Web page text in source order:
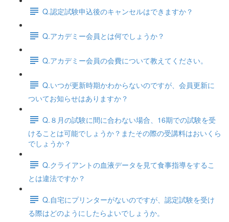
Q.認定試験申込後のキャンセルはできますか？
Q.アカデミー会員とは何でしょうか？
Q.アカデミー会員の会費について教えてください。
Q.いつが更新時期かわからないのですが、会員更新に
ついてお知らせはありますか？
Q.８月の試験に間に合わない場合、16期での試験を受
けることは可能でしょうか？またその際の受講料はおいくら
でしょうか？
Q.クライアントの血液データを見て食事指導をするこ
とは違法ですか？
Q.自宅にプリンターがないのですが、認定試験を受け
る際はどのようにしたらよいでしょうか。